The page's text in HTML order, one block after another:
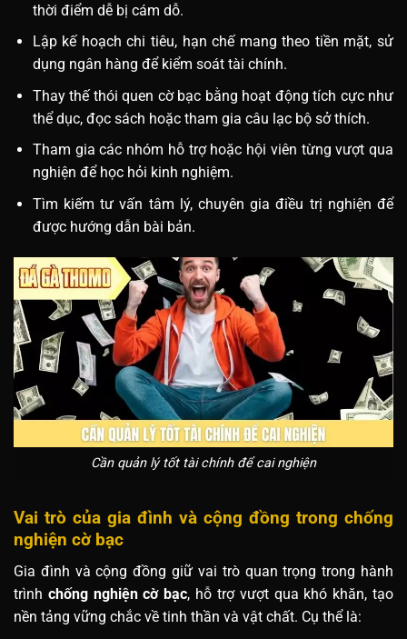
thời điểm dễ bị cám dỗ.
Lập kế hoạch chi tiêu, hạn chế mang theo tiền mặt, sử
dụng ngân hàng để kiểm soát tài chính.
Thay thế thói quen cờ bạc bằng hoạt động tích cực như
thể dục, đọc sách hoặc tham gia câu lạc bộ sở thích.
Tham gia các nhóm hỗ trợ hoặc hội viên từng vượt qua
nghiện để học hỏi kinh nghiệm.
Tìm kiếm tư vấn tâm lý, chuyên gia điều trị nghiện để
được hướng dẫn bài bản.
Cần quản lý tốt tài chính để cai nghiện
Vai trò của gia đình và cộng đồng trong chống
nghiện cờ bạc
Gia đình và cộng đồng giữ vai trò quan trọng trong hành
trình chống nghiện cờ bạc, hỗ trợ vượt qua khó khăn, tạo
nền tảng vững chắc về tinh thần và vật chất. Cụ thể là: